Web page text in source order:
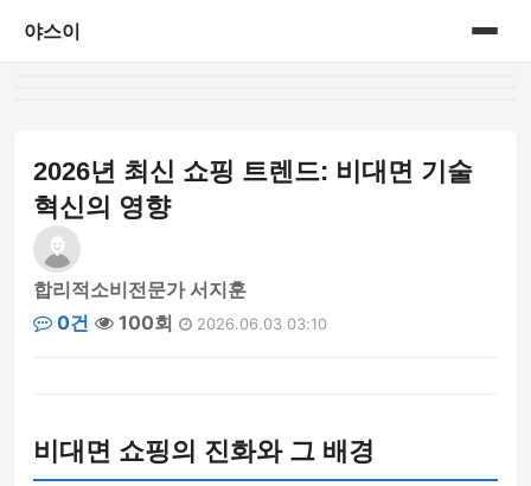
야스이
2026년 최신 쇼핑 트렌드: 비대면 기술
혁신의 영향
합리적소비전문가 서지훈
0건
100회 2026.06.03 03:10
비대면 쇼핑의 진화와 그 배경